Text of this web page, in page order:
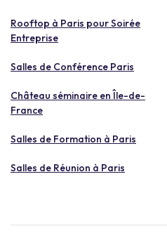
Rooftop à Paris pour Soirée
Entreprise
Salles de Conférence Paris
Château séminaire en Île-de-
France
Salles de Formation à Paris
Salles de Réunion à Paris